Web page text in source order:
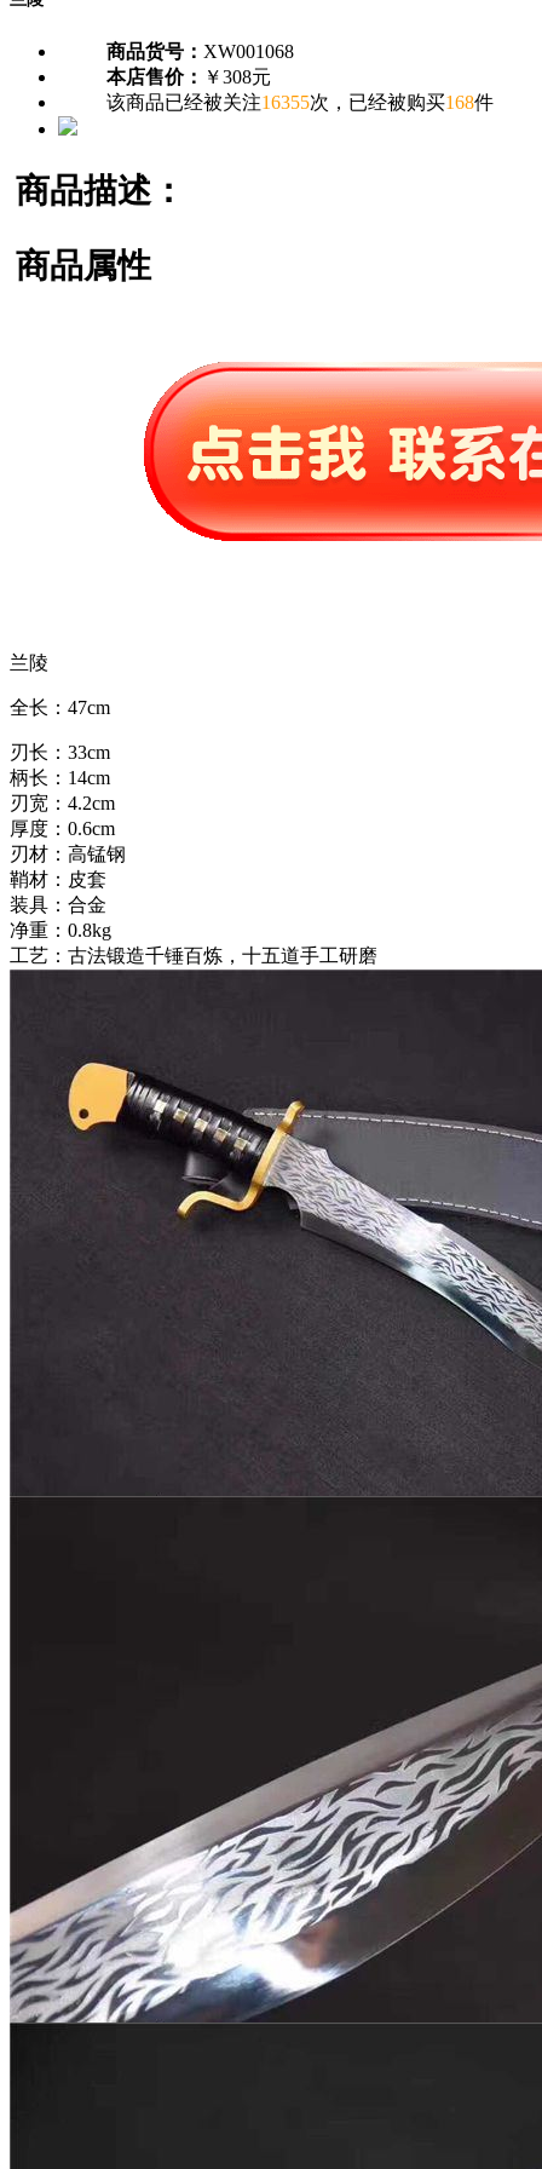
商品货号： XW001068
本店售价： ￥308元
该商品已经被关注16355次，已经被购买168件
商品描述：
商品属性
兰陵
全长：47cm
刃长：33cm
柄长：14cm
刃宽：4.2cm
厚度：0.6cm
刃材：高锰钢
鞘材：皮套
装具：合金
净重：0.8kg
工艺：古法锻造千锤百炼，十五道手工研磨